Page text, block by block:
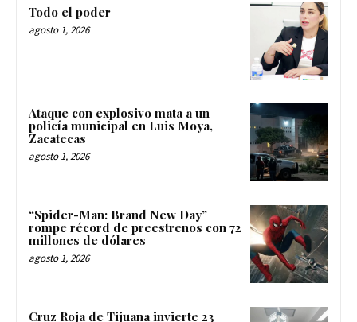
Todo el poder
agosto 1, 2026
Ataque con explosivo mata a un
policía municipal en Luis Moya,
Zacatecas
agosto 1, 2026
“Spider-Man: Brand New Day”
rompe récord de preestrenos con 72
millones de dólares
agosto 1, 2026
Cruz Roja de Tijuana invierte 23